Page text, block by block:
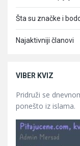
Šta su značke i
Najaktivniji članovi
VIBER KVIZ
Pridruži se
ponešto iz islama.